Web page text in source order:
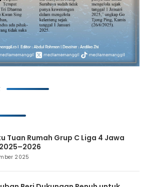
Tuan Rumah Grup C Liga 4 Jawa
2025